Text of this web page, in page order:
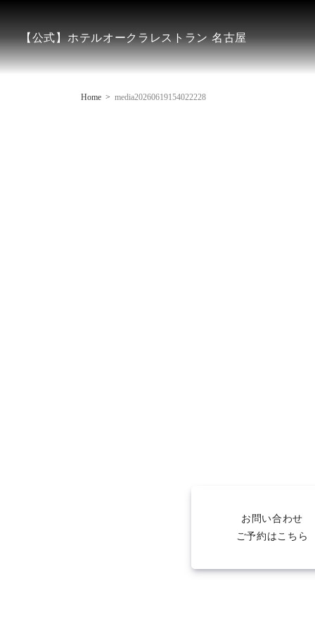
【公式】ホテルオークラレストラン 名古屋
Home media20260619154022228
お問い合わせ
ご予約はこちら